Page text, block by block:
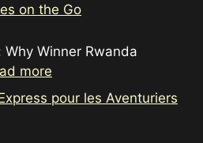
on the Go
Winner Rwanda
more
pour les Aventuriers